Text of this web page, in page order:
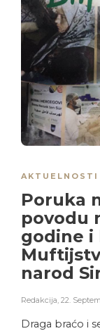
AKTUELNOSTI
Poruka
povodu
godine i
narod
Redakcija, 22.
Draga braćo i